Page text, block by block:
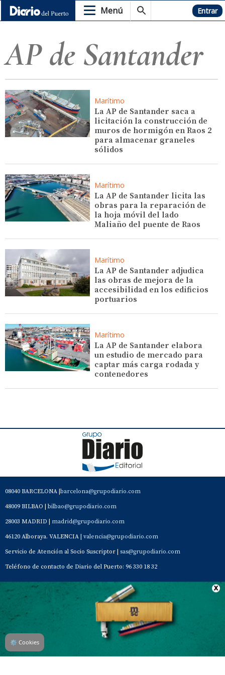
Menú Hemeroteca Entrar
AP de Santander
Marítimo
La AP de Santander saca a
licitación la construcción de
muros de hormigón en Raos 2
para almacenar graneles
sólidos
Marítimo
La AP de Santander licita las
obras para la reparación de
la hoja móvil del lado
Maliaño del puente de Raos
Marítimo
La AP de Santander adjudica
las obras de mejora de la
accesibilidad en los edificios
portuarios
Marítimo
La AP de Santander elabora
un estudio de mercado para
captar más carga rodada y
contenedores
08040 BARCELONA | barcelona@grupodiario.com
48009 BILBAO | bilbao@grupodiario.com
28003 MADRID | madrid@grupodiario.com
46120 Alboraya. VALENCIA | valencia@grupodiario.com
Servicio de Atención al Socio Suscriptor | sas@grupodiario.com
Teléfono de contacto de Diario del Puerto: 96 330 18 32
Contacto Aviso Legal Quiénes somos Política de privacidad
⚙ Cookies